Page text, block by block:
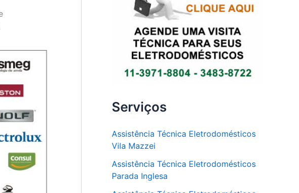
Serviços
Assistência Técnica Eletrodomésticos
Vila Mazzei
Assistência Técnica Eletrodomésticos
Parada Inglesa